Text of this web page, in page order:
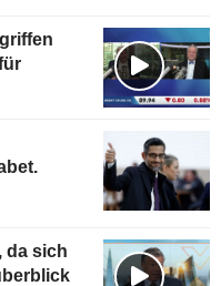
da sich